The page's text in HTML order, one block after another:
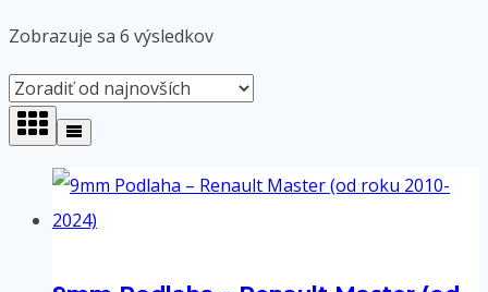
Zobrazuje sa 6 výsledkovZoradené
podľa
najnovších